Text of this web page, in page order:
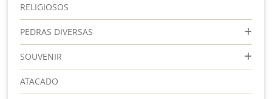
RELIGIOSOS
PEDRAS DIVERSAS
SOUVENIR
ATACADO